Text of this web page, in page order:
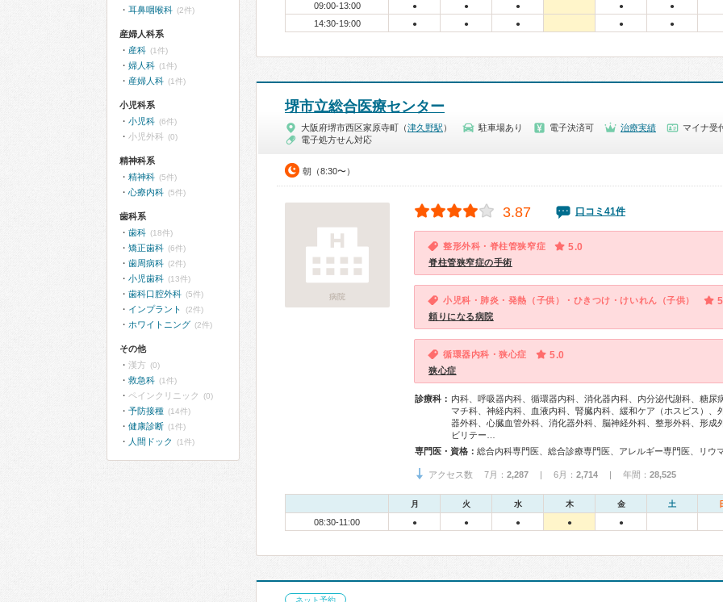
09:00-13:00 ● ● ● ● ●
14:30-19:00 ● ● ● ● ●
堺市立総合医療センター
大阪府堺市西区家原寺町（津久野駅 ） 駐車場あり 電子決済可 治療実績
マイナ受
電子処方せん対応
朝（8:30〜）
病院
3.87 口コミ41件
整形外科・脊柱管狭窄症 5.0
脊柱管狭窄症の手術
小児科・肺炎・発熱（子供）・ひきつけ・けいれん（子供）
頼りになる病院
循環器内科・狭心症 5.0
狭心症
診療科： 内科、呼吸器内科、循環器内科、消化器内科、内分泌代謝科、糖尿
マチ科、神経内科、血液内科、腎臓内科、緩和ケア（ホスピス）、
器外科、心臓血管外科、消化器外科、脳神経外科、整形外科、形成
ビリテー…
専門医・資格：
アクセス数 7月： 2,287 | 6月： 2,714 | 年間： 28,525
月 火 水 木 金 土
08:30-11:00 ● ● ● ● ●
ネット予約
耳鼻咽喉科 (2件)
産婦人科系
産科 (1件)
婦人科 (1件)
産婦人科 (1件)
小児科系
小児科 (6件)
小児外科 (0)
精神科系
精神科 (5件)
心療内科 (5件)
歯科系
歯科 (18件)
矯正歯科 (6件)
歯周病科 (2件)
小児歯科 (13件)
歯科口腔外科 (5件)
インプラント (2件)
ホワイトニング (2件)
その他
漢方 (0)
救急科 (1件)
ペインクリニック (0)
予防接種 (14件)
健康診断 (1件)
人間ドック (1件)